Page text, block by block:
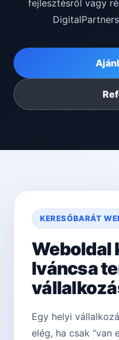
fejlesztésről vagy
KERESŐBARÁT
Weboldal
Iváncsa
Egy helyi
elég, ha csak “van